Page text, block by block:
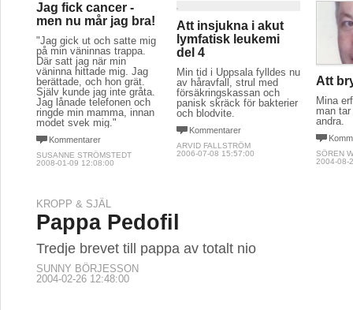
Jag fick cancer -
men nu mår jag bra!
"Jag gick ut och satte mig
på min väninnas trappa.
Där satt jag när min
väninna hittade mig. Jag
berättade, och hon grät.
Själv kunde jag inte gråta.
Jag lånade telefonen och
ringde min mamma, innan
modet svek mig."
Kommentarer
SUSANNE STRÖMSTEDT
2008-01-09 12:08:00
Att insjukna i akut
lymfatisk leukemi
del 4
Min tid i Uppsala fylldes nu
av håravfall, strul med
försäkringskassan och
panisk skräck för bakterier
och blodvite.
Kommentarer
ARVID FALLSTRÖM
2006-07-08 15:57:00
Att
Mina
man
andra.
SÖREN
2004-08-
KROPP & SJÄL
Pappa Pedofil
Tredje brevet till pappa av totalt nio
SUNNY BÖRJESSON
2004-02-26 12:48:00